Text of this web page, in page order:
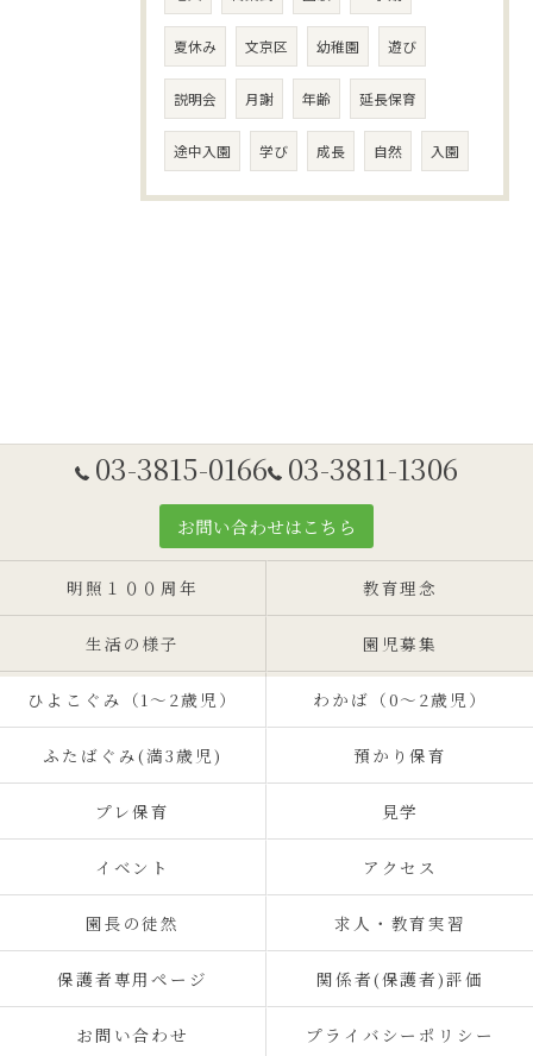
夏休み 文京区 幼稚園 遊び
説明会 月謝 年齢 延長保育
途中入園 学び 成長 自然 入園
03-3815-0166 03-3811-1306
お問い合わせはこちら
明照１００周年 教育理念
生活の様子 園児募集
ひよこぐみ（1〜2歳児） わかば（0～2歳児）
ふたばぐみ(満3歳児) 預かり保育
プレ保育 見学
イベント アクセス
園長の徒然 求人・教育実習
保護者専用ページ 関係者(保護者)評価
お問い合わせ プライバシーポリシー